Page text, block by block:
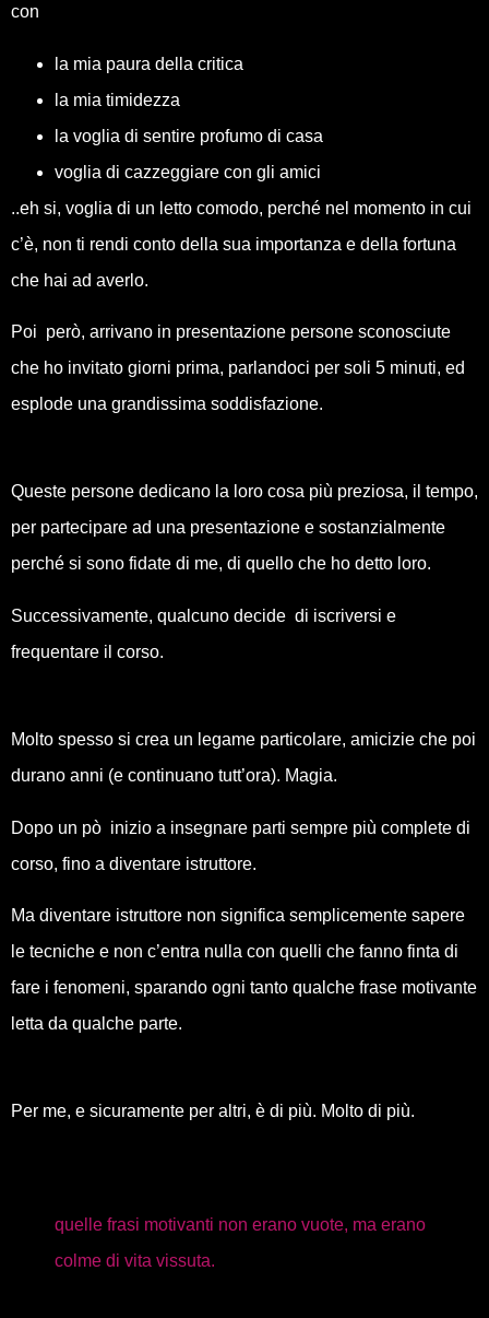
con
la mia paura della critica
la mia timidezza
la voglia di sentire profumo di casa
voglia di cazzeggiare con gli amici
..eh si, voglia di un letto comodo, perché nel momento in cui
c’è, non ti rendi conto della sua importanza e della fortuna
che hai ad averlo.
Poi però, arrivano in presentazione persone sconosciute
che ho invitato giorni prima, parlandoci per soli 5 minuti, ed
esplode una grandissima soddisfazione.
Queste persone dedicano la loro cosa più preziosa, il tempo,
per partecipare ad una presentazione e sostanzialmente
perché si sono fidate di me, di quello che ho detto loro.
Successivamente, qualcuno decide di iscriversi e
frequentare il corso.
Molto spesso si crea un legame particolare, amicizie che poi
durano anni (e continuano tutt’ora). Magia.
Dopo un pò inizio a insegnare parti sempre più complete di
corso, fino a diventare istruttore.
Ma diventare istruttore non significa semplicemente sapere
le tecniche e non c’entra nulla con quelli che fanno finta di
fare i fenomeni, sparando ogni tanto qualche frase motivante
letta da qualche parte.
Per me, e sicuramente per altri, è di più. Molto di più.
quelle frasi motivanti non erano vuote, ma erano
colme di vita vissuta.